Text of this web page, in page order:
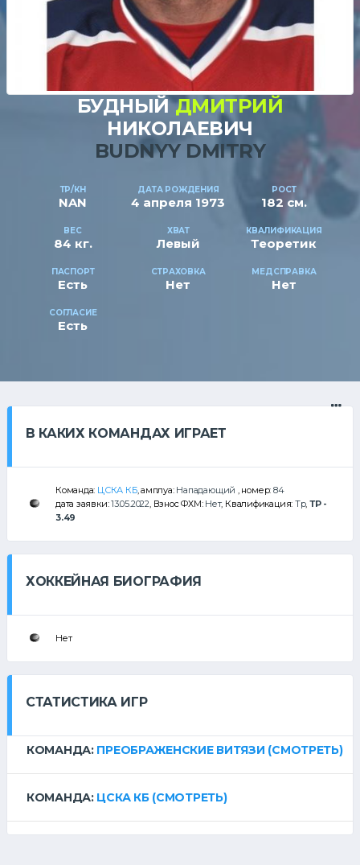
БУДНЫЙДМИТРИЙ
НИКОЛАЕВИЧ
BUDNYY DMITRY
ТР/КН
NAN
ДАТА РОЖДЕНИЯ
4 апреля 1973
РОСТ
182 см.
ВЕС
84 кг.
ХВАТ
Левый
КВАЛИФИКАЦИЯ
Теоретик
ПАСПОРТ
Есть
СТРАХОВКА
Нет
МЕДСПРАВКА
Нет
СОГЛАСИЕ
Есть
В КАКИХ КОМАНДАХ ИГРАЕТ
Команда: ЦСКА КБ, амплуа: Нападающий , номер: 84
дата заявки:13.05.2022, Взнос ФХМ: Нет, Квалификация: Тр,ТР -
3.49
ХОККЕЙНАЯ БИОГРАФИЯ
Нет
СТАТИСТИКА ИГР
КОМАНДА: ПРЕОБРАЖЕНСКИЕ ВИТЯЗИ (СМОТРЕТЬ)
КОМАНДА: ЦСКА КБ (СМОТРЕТЬ)